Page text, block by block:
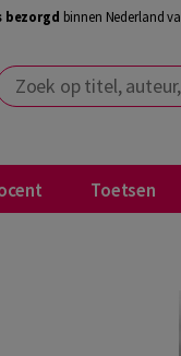
bezorgd binnen Nederland
op titel, auteur,
Toetsen